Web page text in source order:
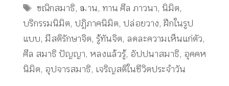
Tags
ขณิกสมาธิ, ฌาน, ทาน ศีล ภาวนา, นิมิต,
บริกรรมนิมิต, ปฏิภาคนิมิต, ปล่อยวาง, ฝึกในรูป
แบบ, มีสติรักษาจิต, รู้ทันจิต, ลดละความเห็นแก่ตัว,
ศีล สมาธิ ปัญญา, หลงแล้วรู้, อัปปนาสมาธิ, อุคคห
นิมิต, อุปจารสมาธิ, เจริญสติในชีวิตประจำวัน